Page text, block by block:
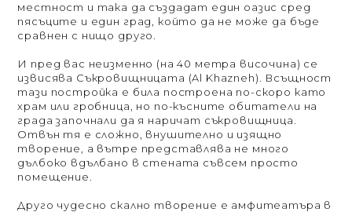
местност и така да създадат един оазис сред
пясъците и един град, който да не може да бъде
сравнен с нищо друго.
И пред вас неизменно (на 40 метра височина) се
извисява Съкровищницата (Al Khazneh). Всъщност
тази постройка е била построена по-скоро като
храм или гробница, но по-късните обитатели на
града започнали да я наричат съкровищница.
Отвън тя е сложно, внушително и изящно
творение, а вътре представлява не много
дълбоко вдълбано в стената съвсем просто
помещение.
Друго чудесно скално творение е амфитеатъра в